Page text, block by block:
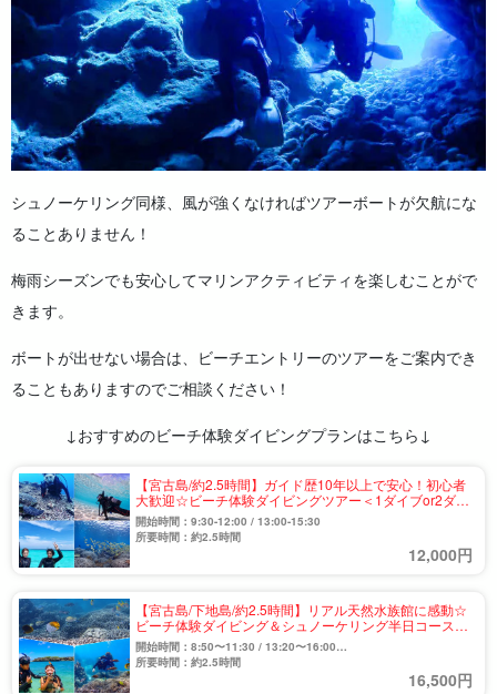
シュノーケリング同様、風が強くなければツアーボートが欠航にな
ることありません！
梅雨シーズンでも安心してマリンアクティビティを楽しむことがで
きます。
ボートが出せない場合は、ビーチエントリーのツアーをご案内でき
ることもありますのでご相談ください！
↓おすすめのビーチ体験ダイビングプランはこちら↓
【宮古島/約2.5時間】ガイド歴10年以上で安心！初心者
大歓迎☆ビーチ体験ダイビングツアー＜1ダイブor2ダイ
ブ＞船酔いする方にもおすすめ♪（No.843）
開始時間：9:30-12:00 / 13:00-15:30
所要時間：約2.5時間
12,000円
【宮古島/下地島/約2.5時間】リアル天然水族館に感動☆
ビーチ体験ダイビング＆シュノーケリング半日コース＜
EnglishOK/10歳～75歳参加OK/写真無料＞（No.865）
開始時間：8:50〜11:30 / 13:20〜16:00
※11月-3月は9:50〜12:30開催
所要時間：約2.5時間
16,500円